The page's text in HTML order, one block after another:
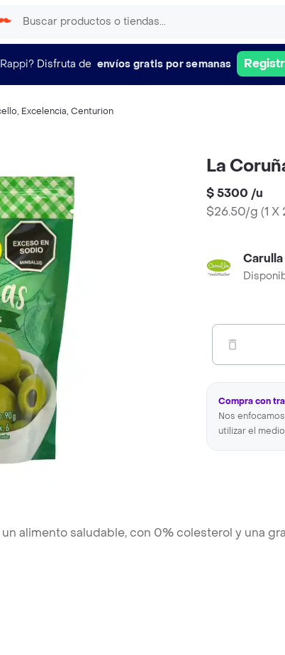
Rappi? Disfruta de envíos gratis por semanas
, Excelencia, Centurion
La
$ 5300 /u
$26.50/g (1
Carulla
Compra con
Nos
utilizar el
alimento saludable, con 0% colesterol y una